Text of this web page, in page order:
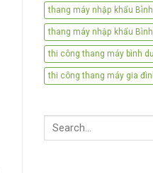
thang máy nhập khẩu
thang máy nhập khẩu
thi công thang máy bình
thi công thang máy gia
Search